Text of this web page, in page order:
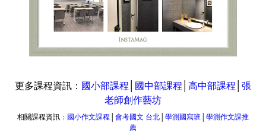
更多課程資訊： 國小部課程 國中部課程 高中部課程
張
老師創作藝坊
相關課程資訊： 國小作文課程 會考國文 台北 學測國寫班
學測作文課推
薦